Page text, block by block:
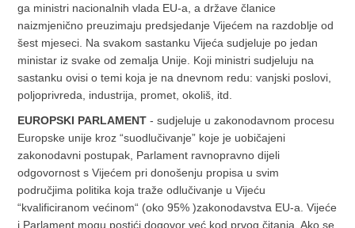
ga ministri nacionalnih vlada EU-a, a države članice
naizmjenično preuzimaju predsjedanje Vijećem na razdoblje od
šest mjeseci. Na svakom sastanku Vijeća sudjeluje po jedan
ministar iz svake od zemalja Unije. Koji ministri sudjeluju na
sastanku ovisi o temi koja je na dnevnom redu: vanjski poslovi,
poljoprivreda, industrija, promet, okoliš, itd.
EUROPSKI PARLAMENT - sudjeluje u zakonodavnom procesu
Europske unije kroz “suodlučivanje” koje je uobičajeni
zakonodavni postupak, Parlament ravnopravno dijeli
odgovornost s Vijećem pri donošenju propisa u svim
područjima politika koja traže odlučivanje u Vijeću
“kvalificiranom većinom“ (oko 95% )zakonodavstva EU-a. Vijeće
i Parlament mogu postići dogovor već kod prvog čitanja. Ako se